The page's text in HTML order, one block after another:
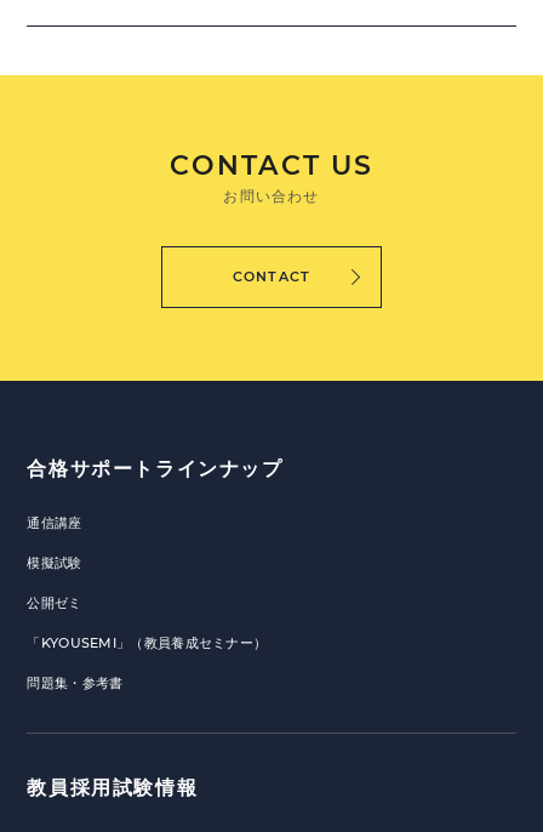
CONTACT US
お問い合わせ
CONTACT
合格サポートラインナップ
通信講座
模擬試験
公開ゼミ
「KYOUSEMI」（教員養成セミナー）
問題集・参考書
教員採用試験情報